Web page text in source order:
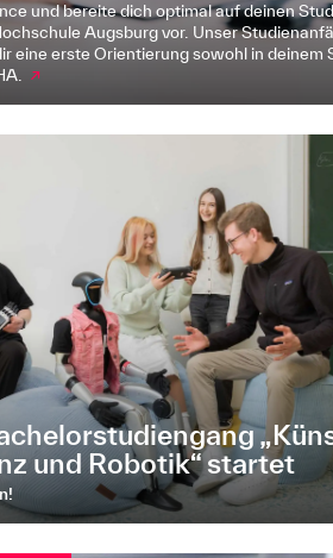
und bereite dich optimal auf deinen
Augsburg vor. Unser
eine erste Orientierung sowohl in deinem
↗
und Robotik“ startet